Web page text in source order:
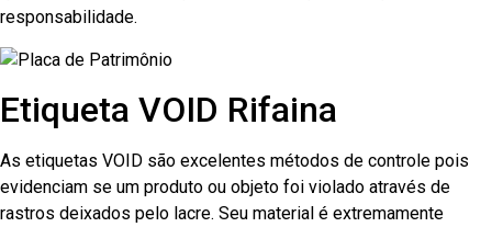
responsabilidade.
Etiqueta VOID Rifaina
As etiquetas VOID são excelentes métodos de controle pois
evidenciam se um produto ou objeto foi violado através de
rastros deixados pelo lacre. Seu material é extremamente